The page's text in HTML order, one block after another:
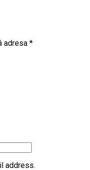
adresa *
address.